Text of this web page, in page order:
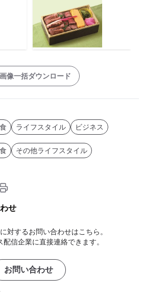
画像一括ダウンロード
ライフスタイル ビジネス
その他ライフスタイル
せ
対するお問い合わせはこちら。
配信企業に直接連絡できます。
お問い合わせ